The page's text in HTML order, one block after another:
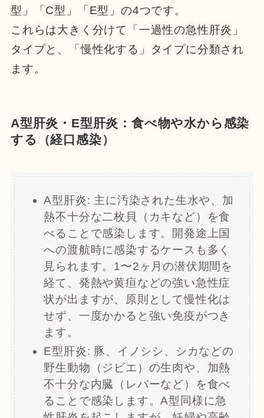
型」「C型」「E型」の4つです。
これらは大きく分けて「一過性の急性肝炎」
タイプと、「慢性化する」タイプに分類され
ます。
A型肝炎・E型肝炎：食べ物や水から感染
する（経口感染）
A型肝炎: 主に汚染された生水や、加
熱不十分な二枚貝（カキなど）を食
べることで感染します。開発途上国
への渡航時に感染するケースも多く
見られます。1〜2ヶ月の潜伏期間を
経て、発熱や黄疸などの強い急性症
状が出ますが、原則として慢性化は
せず、一度かかると強い免疫がつき
ます。
E型肝炎: 豚、イノシシ、シカなどの
野生動物（ジビエ）の生肉や、加熱
不十分な内臓（レバーなど）を食べ
ることで感染します。A型同様に急